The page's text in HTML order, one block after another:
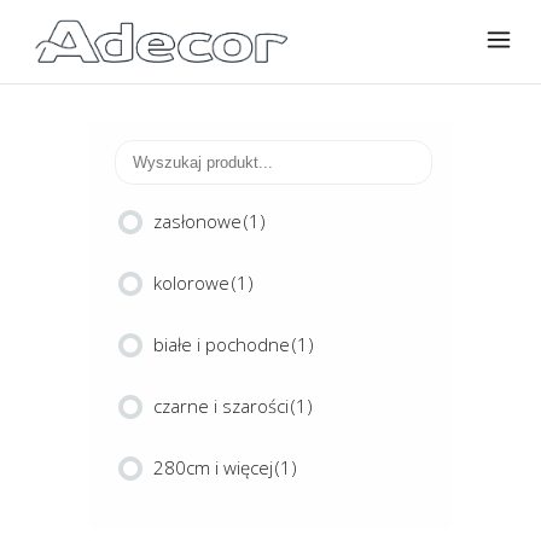
zasłonowe(1)
kolorowe(1)
białe i pochodne(1)
czarne i szarości(1)
280cm i więcej(1)